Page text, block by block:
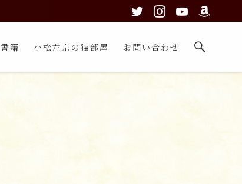
書籍 小松左京の猫部屋 お問い合わせ